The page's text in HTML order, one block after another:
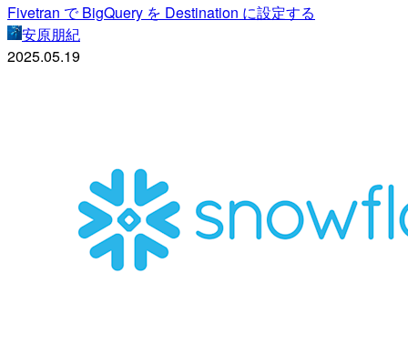
Fivetran で BigQuery を Destination に設定する
安原朋紀
2025.05.19